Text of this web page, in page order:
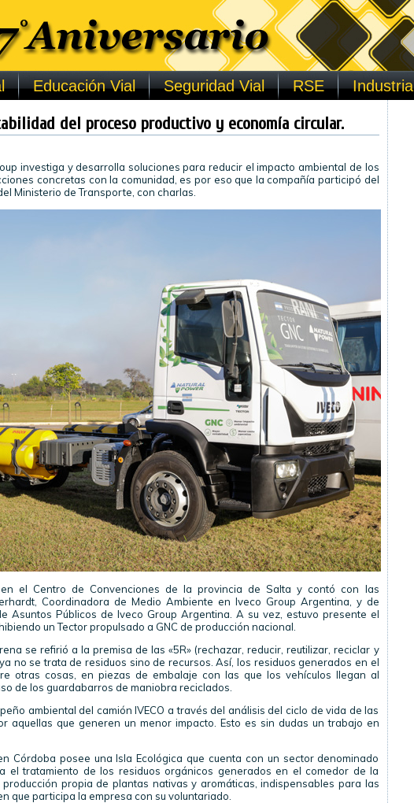
Educación Vial Seguridad Vial RSE Industria
del proceso productivo y economía circular.
investiga y desarrolla soluciones para reducir el impacto ambiental de los
concretas con la comunidad, es por eso que la compañía participó del
Ministerio de Transporte, con charlas.
el Centro de Convenciones de la provincia de Salta y contó con las
Coordinadora de Medio Ambiente en Iveco Group Argentina, y de
Asuntos Públicos de Iveco Group Argentina. A su vez, estuvo presente el
un Tector propulsado a GNC de producción nacional.
se refirió a la premisa de las «5R» (rechazar, reducir, reutilizar, reciclar y
no se trata de residuos sino de recursos. Así, los residuos generados en el
otras cosas, en piezas de embalaje con las que los vehículos llegan al
de los guardabarros de maniobra reciclados.
ambiental del camión IVECO a través del análisis del ciclo de vida de las
aquellas que generen un menor impacto. Esto es sin dudas un trabajo en
Córdoba posee una Isla Ecológica que cuenta con un sector denominado
el tratamiento de los residuos orgánicos generados en el comedor de la
propia de plantas nativas y aromáticas, indispensables para las
que participa la empresa con su voluntariado.